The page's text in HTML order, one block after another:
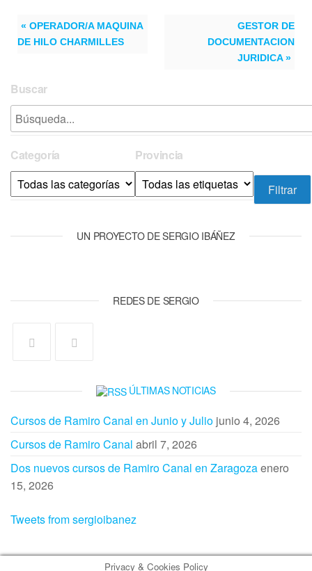
« OPERADOR/A MAQUINA
DE HILO CHARMILLES
GESTOR DE
DOCUMENTACION
JURIDICA »
Buscar
Categoría Provincia
UN PROYECTO DE SERGIO IBÁÑEZ
REDES DE SERGIO
ÚLTIMAS NOTICIAS
Cursos de Ramiro Canal en Junio y Julio junio 4, 2026
Cursos de Ramiro Canal abril 7, 2026
Dos nuevos cursos de Ramiro Canal en Zaragozaenero
15, 2026
Tweets from sergioibanez
Privacy & Cookies Policy